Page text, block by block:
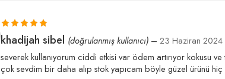
5 üzerinden
oy aldı
khadijah sibel (doğrulanmış kullanıcı) – 23 Haziran 2024
severek kullanıyorum ciddi etkisi var ödem artırıyor kokusu
çok sevdim bir daha alıp stok yapıcam böyle güzel ürünü hiç